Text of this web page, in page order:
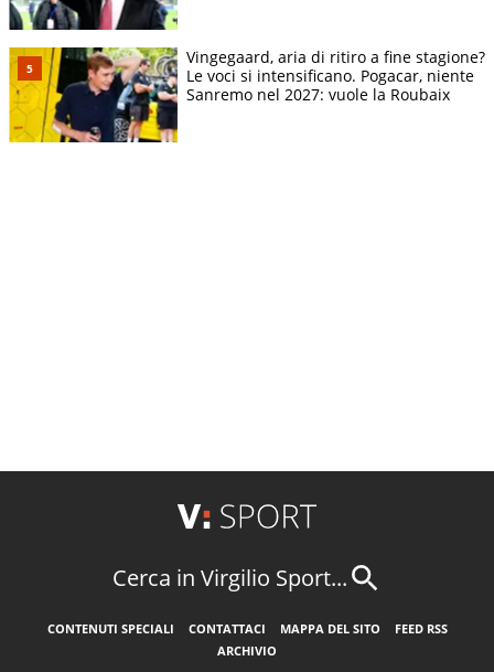
Vingegaard, aria di ritiro a fine stagione?
Le voci si intensificano. Pogacar, niente
Sanremo nel 2027: vuole la Roubaix
Cerca in Virgilio Sport...
CONTENUTI SPECIALI CONTATTACI MAPPA DEL SITO
FEED RSS
ARCHIVIO